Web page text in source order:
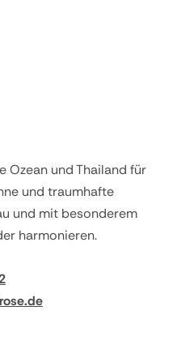
Ozean und Thailand für
und traumhafte
und mit besonderem
harmonieren.